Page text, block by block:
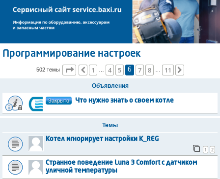
Программирование настроек
502 темы Страница 6из 11
Пред.
1 4 5 6 7 8 11
Объявления
Закрыто Что нужно знать о своем котле
Темы
Котел игнорирует настройки K_REG
1
2
Странное поведение Luna 3 Comfort с датчиком
уличной температуры